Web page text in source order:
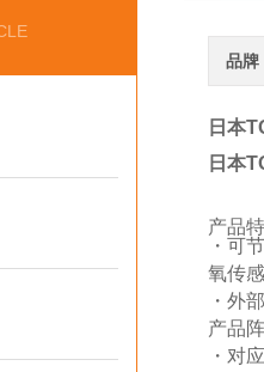
品牌
日本
日本
产品
・可
氧传
・外
产品
・对